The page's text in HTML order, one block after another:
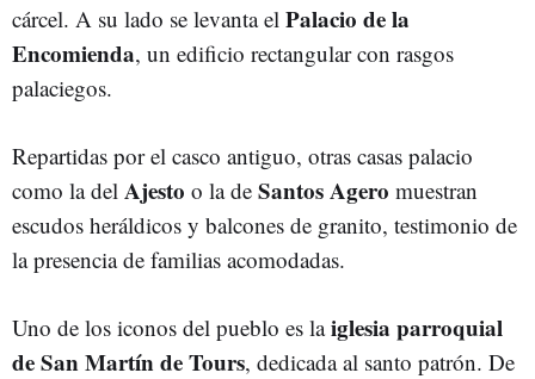
cárcel. A su lado se levanta el Palacio de la
Encomienda, un edificio rectangular con rasgos
palaciegos.
Repartidas por el casco antiguo, otras casas palacio
como la del Ajesto o la de Santos Agero muestran
escudos heráldicos y balcones de granito, testimonio de
la presencia de familias acomodadas.
Uno de los iconos del pueblo es laiglesia parroquial
de San Martín de Tours, dedicada al santo patrón. De